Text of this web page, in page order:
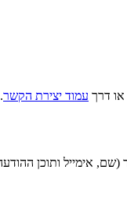
או דרך עמוד יצירת הקשר.